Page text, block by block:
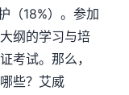
（18%）。参加
纲的学习与培
考试。那么，
些？艾威